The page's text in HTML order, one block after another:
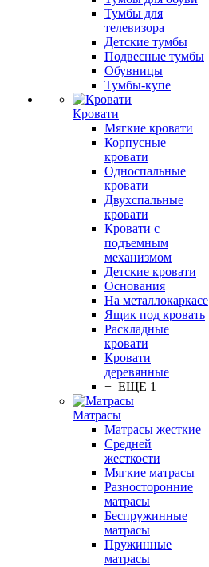
Тумбы для
телевизора
Детские тумбы
Подвесные тумбы
Обувницы
Тумбы-купе
Кровати
Мягкие кровати
Корпусные
кровати
Односпальные
кровати
Двухспальные
кровати
Кровати с
подъемным
механизмом
Детские кровати
Основания
На металлокаркасе
Ящик под кровать
Раскладные
кровати
Кровати
деревянные
+ ЕЩЕ 1
Матрасы
Матрасы жесткие
Средней
жесткости
Мягкие матрасы
Разносторонние
матрасы
Беспружинные
матрасы
Пружинные
матрасы